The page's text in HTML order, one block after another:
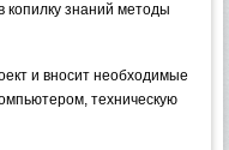
копилку знаний методы
и вносит необходимые
техническую